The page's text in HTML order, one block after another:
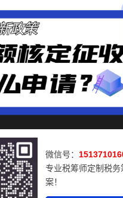
微信号：
专业税筹师定制税务
案！